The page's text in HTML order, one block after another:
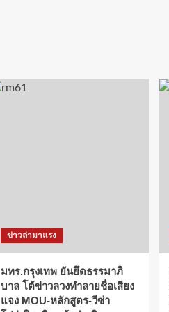
ข่าวล่ามาแรง
มทร.กรุงเทพ ยันยึดธรรมาภิ
บาล โต้ข่าวลวงทำลายชื่อเสียง
แจง MOU-หลักสูตร-วีซ่า